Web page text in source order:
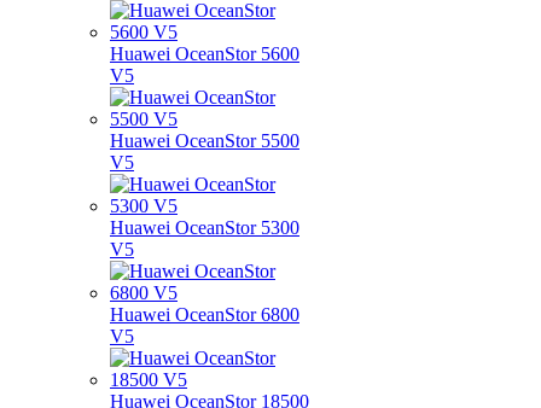
Huawei OceanStor 5600
V5
Huawei OceanStor 5500
V5
Huawei OceanStor 5300
V5
Huawei OceanStor 6800
V5
Huawei OceanStor 18500